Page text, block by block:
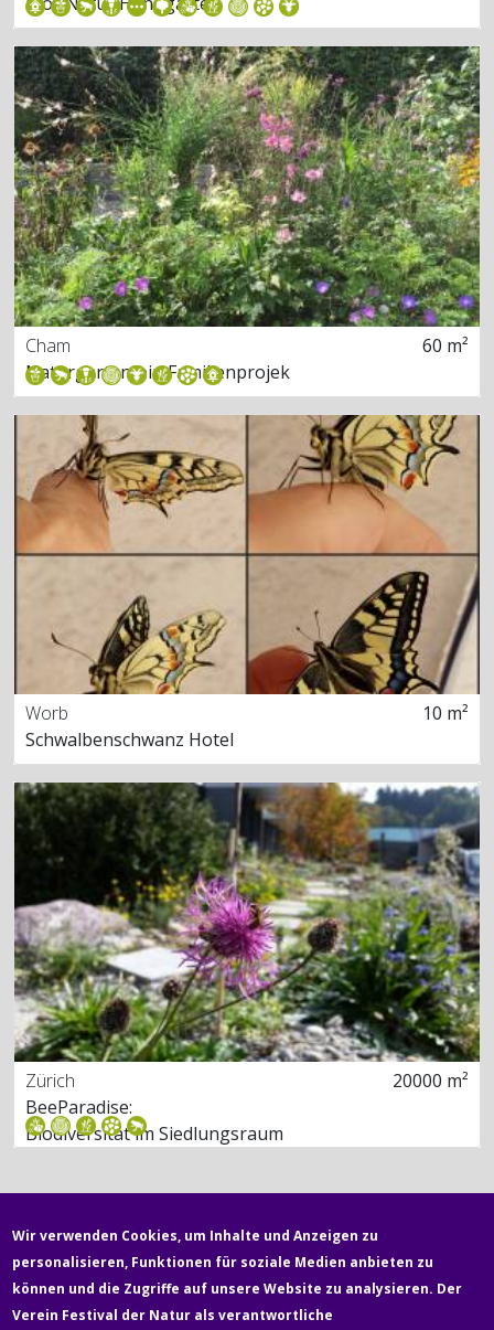
Cham
60 m²
Naturgarten-ein Familienprojek
Worb
10 m²
Schwalbenschwanz Hotel
Zürich
20000 m²
BeeParadise:
Biodiversität im Siedlungsraum
Wir verwenden Cookies, um Inhalte und Anzeigen zu
personalisieren, Funktionen für soziale Medien anbieten zu
können und die Zugriffe auf unsere Website zu analysieren. Der
Verein Festival der Natur als verantwortliche